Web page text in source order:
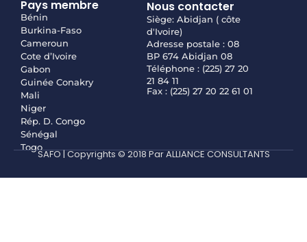
Pays membre
Bénin
Burkina-Faso
Cameroun
Cote d’Ivoire
Gabon
Guinée Conakry
Mali
Niger
Rép. D. Congo
Sénégal
Togo
Nous contacter
Siège: Abidjan ( côte
d'Ivoire)
Adresse postale : 08
BP 674 Abidjan 08
Téléphone : (225) 27 20
21 84 11
Fax : (225) 27 20 22 61 01
SAFO | Copyrights © 2018 Par ALLIANCE CONSULTANTS